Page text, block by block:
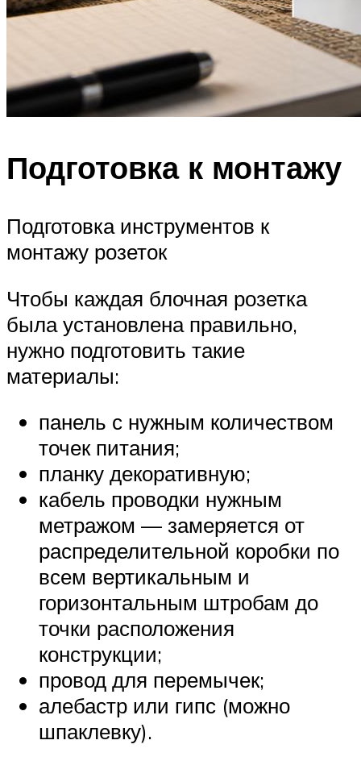
Подготовка к монтажу
Подготовка инструментов к
монтажу розеток
Чтобы каждая блочная розетка
была установлена правильно,
нужно подготовить такие
материалы:
панель с нужным количеством
точек питания;
планку декоративную;
кабель проводки нужным
метражом — замеряется от
распределительной коробки по
всем вертикальным и
горизонтальным штробам до
точки расположения
конструкции;
провод для перемычек;
алебастр или гипс (можно
шпаклевку).